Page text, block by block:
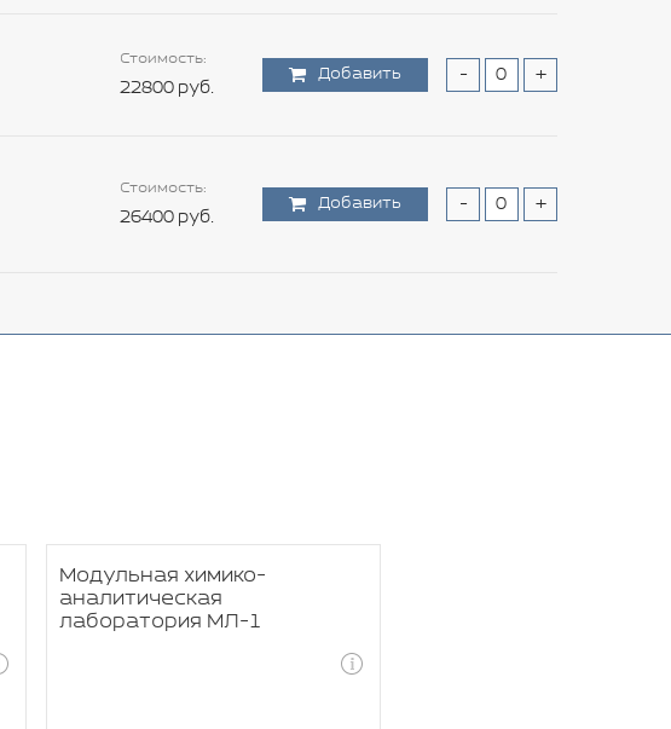
Стоимость:
22800 руб.
Добавить - +
Стоимость:
26400 руб.
Добавить - +
Модульная химико-
аналитическая
лаборатория МЛ-1